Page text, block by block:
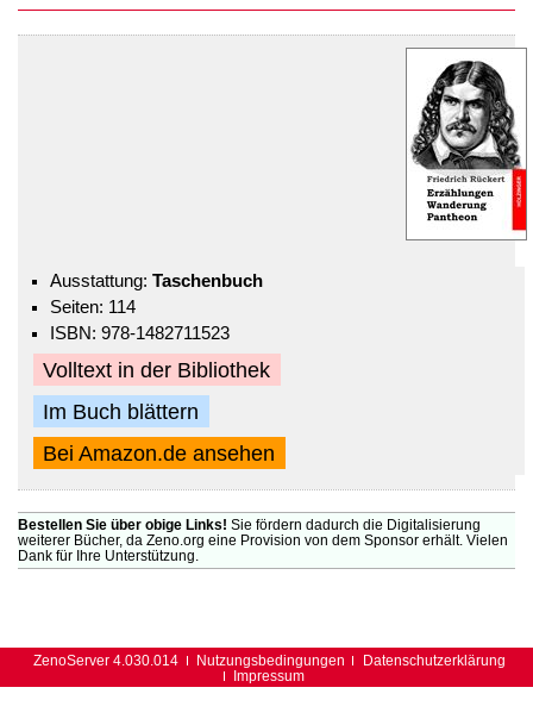
Ausstattung: Taschenbuch
Seiten: 114
ISBN: 978-1482711523
Volltext in der Bibliothek
Im Buch blättern
Bei Amazon.de ansehen
Bestellen Sie über obige Links! Sie fördern dadurch die Digitalisierung
weiterer Bücher, da Zeno.org eine Provision von dem Sponsor erhält. Vielen
Dank für Ihre Unterstützung.
ZenoServer 4.030.014 Nutzungsbedingungen
Datenschutzerklärung
Impressum